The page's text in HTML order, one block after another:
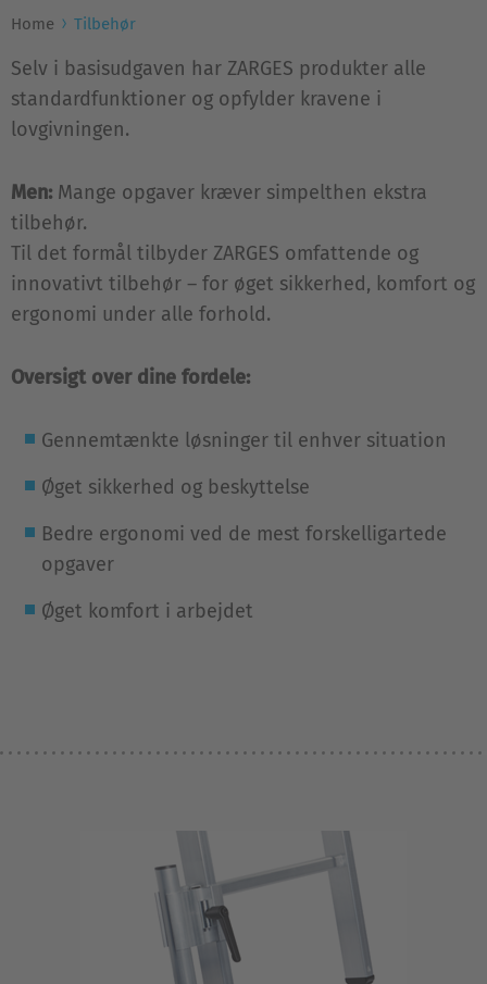
Home Tilbehør
Selv i basisudgaven har ZARGES produkter alle
standardfunktioner og opfylder kravene i
lovgivningen.
Men: Mange opgaver kræver simpelthen ekstra
tilbehør.
Til det formål tilbyder ZARGES omfattende og
innovativt tilbehør – for øget sikkerhed, komfort og
ergonomi under alle forhold.
Oversigt over dine fordele:
Gennemtænkte løsninger til enhver situation
Øget sikkerhed og beskyttelse
Bedre ergonomi ved de mest forskelligartede
opgaver
Øget komfort i arbejdet